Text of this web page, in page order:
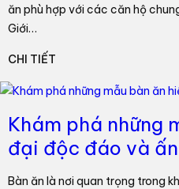
ăn phù hợp với các căn hộ
Giới…
CHI TIẾT
Khám phá những
đại độc đáo và
Bàn ăn là nơi quan trọng trong